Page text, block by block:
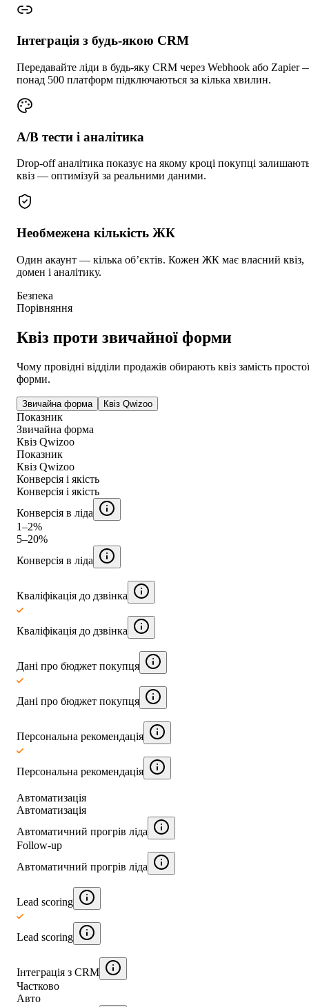
Інтеграція з будь-якою CRM
Передавайте ліди в будь-яку CRM через Webhook або Zapier
понад 500 платформ підключаються за кілька хвилин.
A/B тести і аналітика
Drop-off аналітика показує на якому кроці покупці
квіз — оптимізуй за реальними даними.
Необмежена кількість ЖК
Один акаунт — кілька обʼєктів. Кожен ЖК має власний квіз,
домен і аналітику.
Безпека
Порівняння
Квіз проти звичайної форми
Чому провідні відділи продажів обирають квіз замість простої
форми.
Звичайна форма Квіз Qwizoo
Показник
Звичайна форма
Квіз Qwizoo
Показник
Квіз Qwizoo
Конверсія і якість
Конверсія і якість
Конверсія в ліда
1–2%
5–20%
Конверсія в ліда
Кваліфікація до дзвінка
Кваліфікація до дзвінка
Дані про бюджет покупця
Дані про бюджет покупця
Персональна рекомендація
Персональна рекомендація
Автоматизація
Автоматизація
Автоматичний прогрів ліда
Follow-up
Автоматичний прогрів ліда
Lead scoring
Lead scoring
Інтеграція з CRM
Частково
Авто